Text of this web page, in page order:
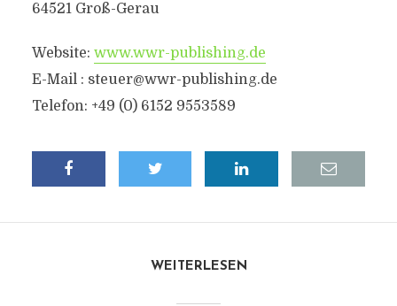
64521 Groß-Gerau
Website: www.wwr-publishing.de
E-Mail : steuer@wwr-publishing.de
Telefon: +49 (0) 6152 9553589
WEITERLESEN